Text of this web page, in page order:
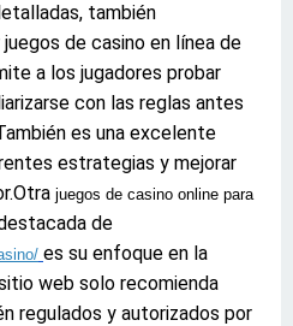
también
de casino en línea de
a los jugadores probar
con las reglas antes
es una excelente
estrategias y mejorar
Otra juegos de casino online para
de
es su enfoque en la
web solo recomienda
regulados y autorizados por